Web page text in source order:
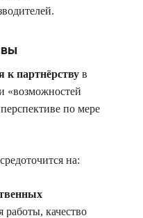
к партнёрству в
«возможностей
по мере
на:
работы, качество